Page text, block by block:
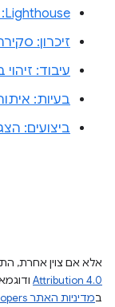
Lighthouse: אופטימיזציה של מהירות האתר
זיכרון:
עיבוד:
בעיות:
ביצועים:
אלא אם צוין אחרת,
Attribution 4.0
במדיניות האתר Google Developers‏